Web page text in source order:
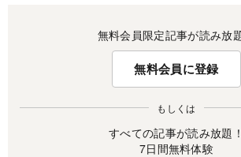
無料会員限定記事が読み放
無料会員に登録
もしくは
すべての記事が読み放題！
7日間無料体験